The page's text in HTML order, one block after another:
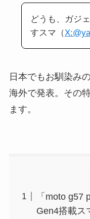
どうも、ガジ
すスマ（
日本でもお馴染み
海外で発表。その
ます。
「moto g57
Gen4搭載ス